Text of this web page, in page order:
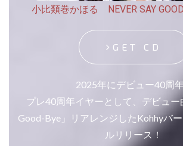
小比類巻かほる NEVER SAY
GET CD
2025年にデビュー40周年を
プレ40周年イヤーとして、デビュー
Good-Bye」リアレンジしたKohhyバ
ルリリース！